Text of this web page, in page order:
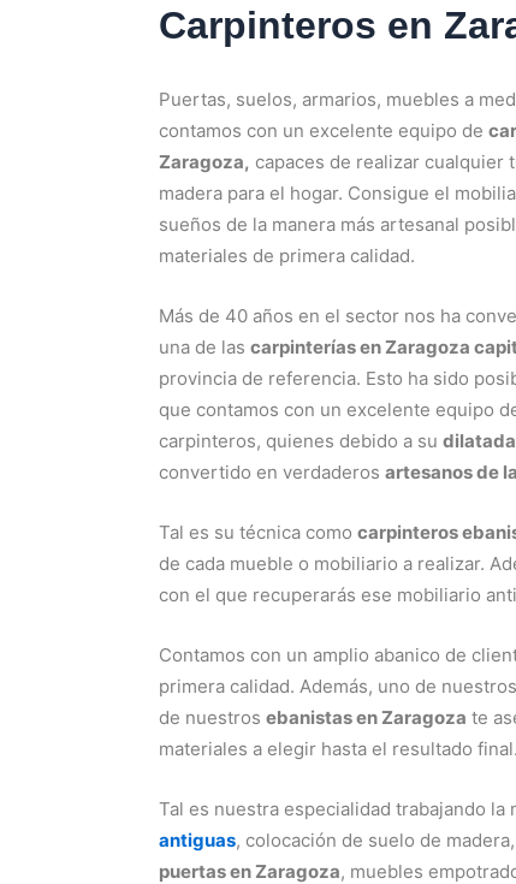
Carpinteros en
Puertas, suelos, armarios, muebles a
contamos con un excelente equipo de
Zaragoza, capaces de realizar cualquier
madera para el hogar. Consigue el
sueños de la manera más artesanal
materiales de primera calidad.
Más de 40 años en el sector nos ha
una de las carpinterías en Zaragoza
provincia de referencia. Esto ha sido
que contamos con un excelente equipo
carpinteros, quienes debido a su
convertido en verdaderos artesanos de
Tal es su técnica como carpinteros
de cada mueble o mobiliario a realizar.
con el que recuperarás ese mobiliario
Contamos con un amplio abanico de
primera calidad. Además, uno de
de nuestros ebanistas en Zaragoza te
materiales a elegir hasta el resultado
Tal es nuestra especialidad trabajando
antiguas, colocación de suelo de
puertas en Zaragoza, muebles